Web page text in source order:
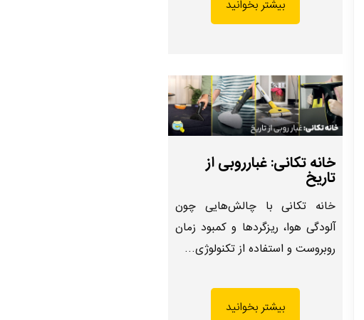
بیشتر بخوانید
خانه تکانی: غبارروبی از
تاریخ
خانه تکانی با چالش‌هایی چون
آلودگی هوا، ریزگردها و کمبود زمان
روبروست و استفاده از تکنولوژی…
بیشتر بخوانید